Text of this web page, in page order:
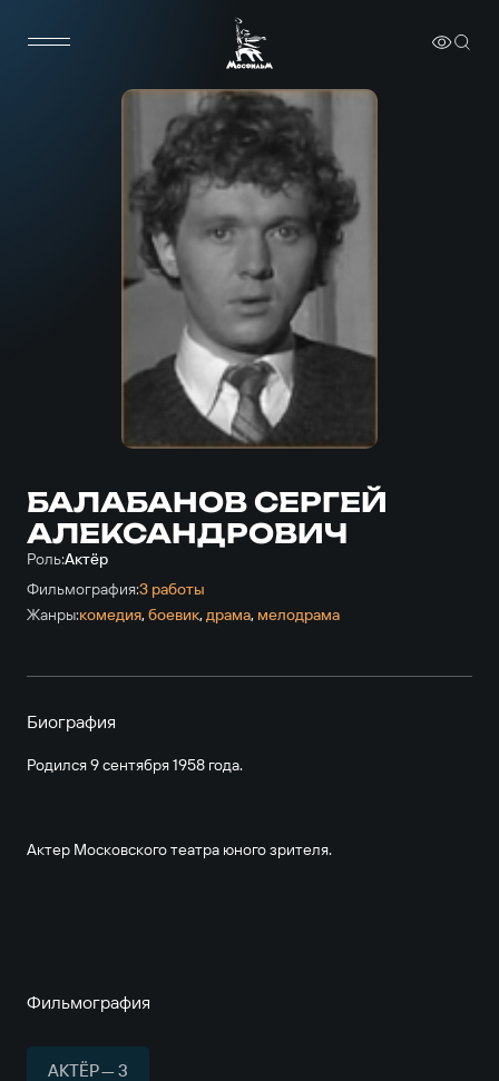
БАЛАБАНОВ СЕРГЕЙ
АЛЕКСАНДРОВИЧ
Роль:Актёр
Фильмография:3 работы
Жанры:комедия,боевик,драма, мелодрама
Биография
Родился 9 сентября 1958 года.
Актер Московского театра юного зрителя.
Фильмография
АКТЁР — 3